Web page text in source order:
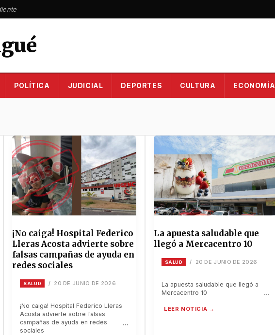
POLÍTICA JUDICIAL DEPORTES CULTURA ECONOMÍA
¡No caiga! Hospital Federico
Lleras Acosta advierte sobre
falsas campañas de ayuda en
redes sociales
SALUD / 20 DE JUNIO DE 2026
¡No caiga! Hospital Federico Lleras
Acosta advierte sobre falsas
campañas de ayuda en redes
sociales
La apuesta saludable que
llegó a Mercacentro 10
SALUD / 20 DE JUNIO DE 2026
La apuesta saludable que llegó a
Mercacentro 10